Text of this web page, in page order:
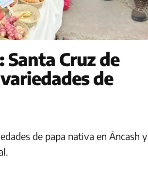
Cruz de
de
de papa nativa en Áncash y